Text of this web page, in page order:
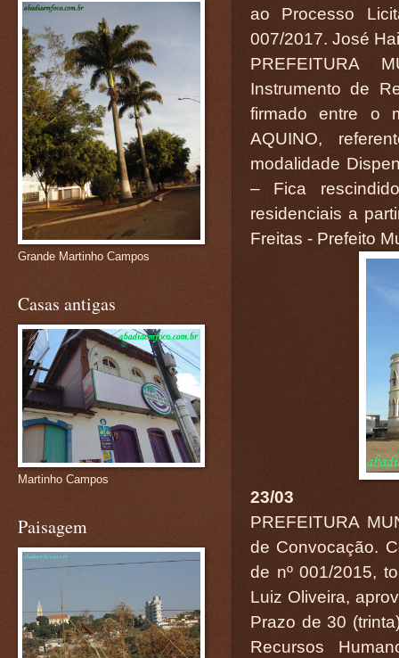
ao Processo
007/2017. José
PREFEITURA
Instrumento de
firmado entre o
AQUINO,
modalidade
– Fica
residenciais a
Freitas - Prefeito
23/03
PREFEITURA
de Convocação.
de nº 001/2015,
Luiz Oliveira,
Prazo de 30
Recursos
Grande Martinho Campos
Casas antigas
Martinho Campos
Paisagem